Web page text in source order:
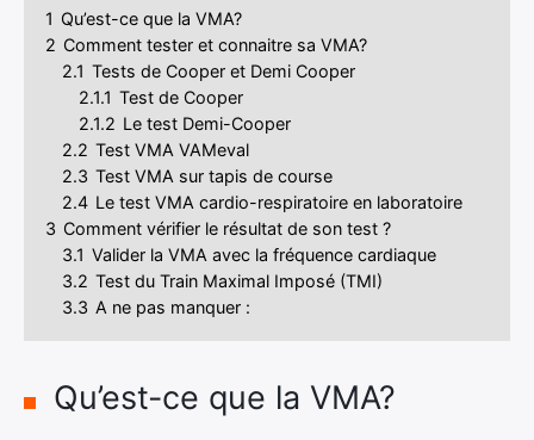
1 Qu’est-ce que la VMA?
2 Comment tester et connaitre sa VMA?
2.1 Tests de Cooper et Demi Cooper
2.1.1 Test de Cooper
2.1.2 Le test Demi-Cooper
2.2 Test VMA VAMeval
2.3 Test VMA sur tapis de course
2.4 Le test VMA cardio-respiratoire en laboratoire
3 Comment vérifier le résultat de son test ?
3.1 Valider la VMA avec la fréquence cardiaque
3.2 Test du Train Maximal Imposé (TMI)
3.3 A ne pas manquer :
Qu’est-ce que la VMA?